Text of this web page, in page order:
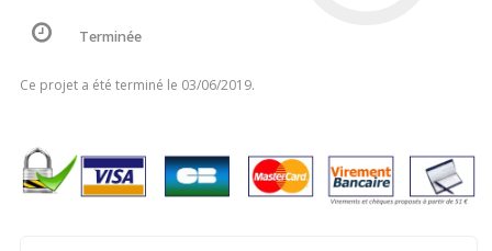
Terminée
Ce projet a été terminé le 03/06/2019.